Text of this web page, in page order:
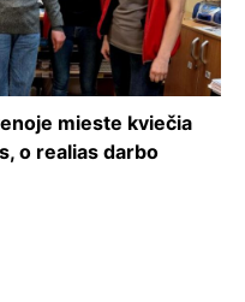
mieste kviečia
o realias darbo